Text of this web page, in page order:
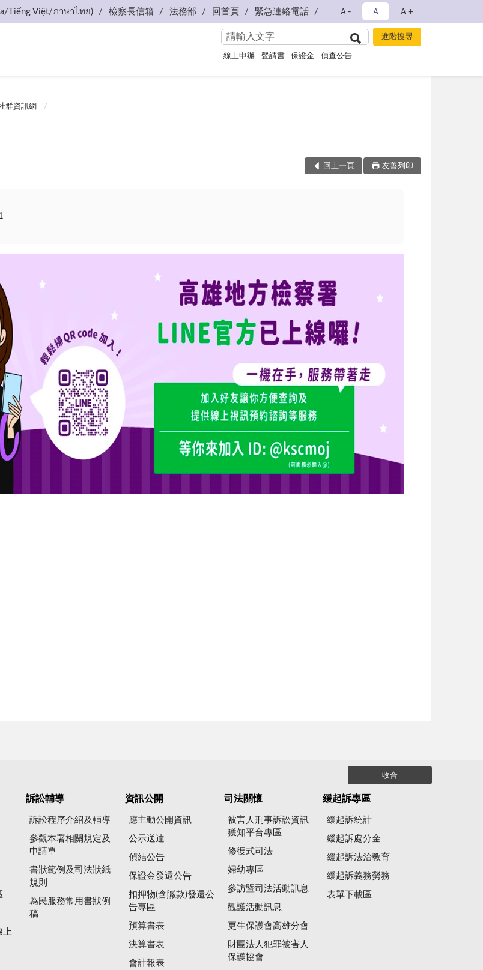
Tiếng Việt/ภาษาไทย) 檢察長信箱 法務部 回首頁 緊急連絡電話 Ａ- Ａ Ａ+
線上申辦 聲請書 保證金 偵查公告
群資訊網
回上一頁 友善列印
收合
上
訴訟輔導
訴訟程序介紹及輔導
參觀本署相關規定及
申請單
書狀範例及司法狀紙
規則
為民服務常用書狀例
稿
資訊公開
應主動公開資訊
公示送達
偵結公告
保證金發還公告
扣押物(含贓款)發還公
告專區
預算書表
決算書表
會計報表
司法關懷
被害人刑事訴訟資訊
獲知平台專區
修復式司法
婦幼專區
參訪暨司法活動訊息
觀護活動訊息
更生保護會高雄分會
財團法人犯罪被害人
保護協會
緩起訴專區
緩起訴統計
緩起訴處分金
緩起訴法治教育
緩起訴義務勞務
表單下載區